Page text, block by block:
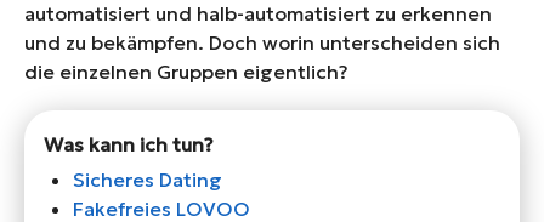
automatisiert und halb-automatisiert zu erkennen
und zu bekämpfen. Doch worin unterscheiden sich
die einzelnen Gruppen eigentlich?
Was kann ich tun?
Sicheres Dating
Fakefreies LOVOO